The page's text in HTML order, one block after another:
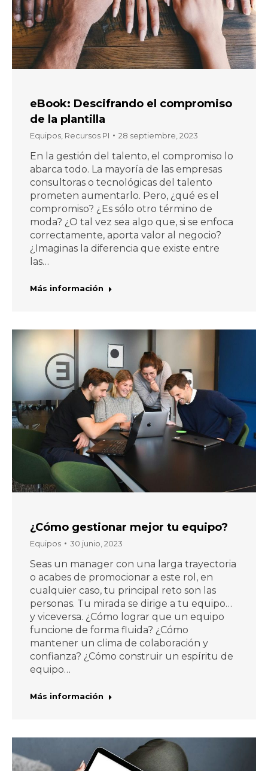
eBook: Descifrando el compromiso
de la plantilla
Equipos Recursos PI 28 septiembre, 2023
En la gestión del talento, el compromiso lo
abarca todo. La mayoría de las empresas
consultoras o tecnológicas del talento
prometen aumentarlo. Pero, ¿qué es el
compromiso? ¿Es sólo otro término de
moda? ¿O tal vez sea algo que, si se enfoca
correctamente, aporta valor al negocio?
¿Imaginas la diferencia que existe entre
las…
Más información
¿Cómo gestionar mejor tu equipo?
Equipos 30 junio, 2023
Seas un manager con una larga trayectoria
o acabes de promocionar a este rol, en
cualquier caso, tu principal reto son las
personas. Tu mirada se dirige a tu equipo…
y viceversa. ¿Cómo lograr que un equipo
funcione de forma fluida? ¿Cómo
mantener un clima de colaboración y
confianza? ¿Cómo construir un espíritu de
equipo…
Más información